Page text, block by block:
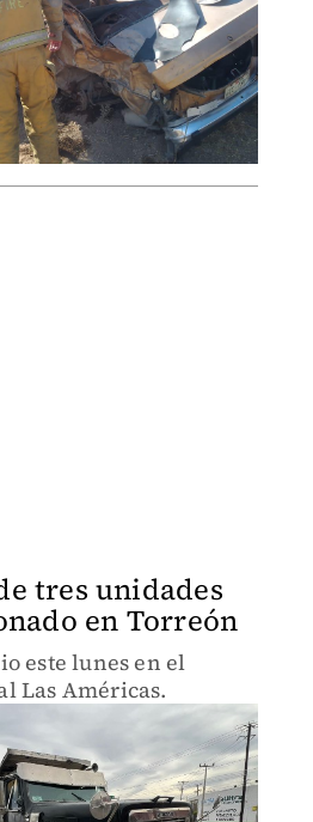
tres unidades
en Torreón
este lunes en el
Las Américas.